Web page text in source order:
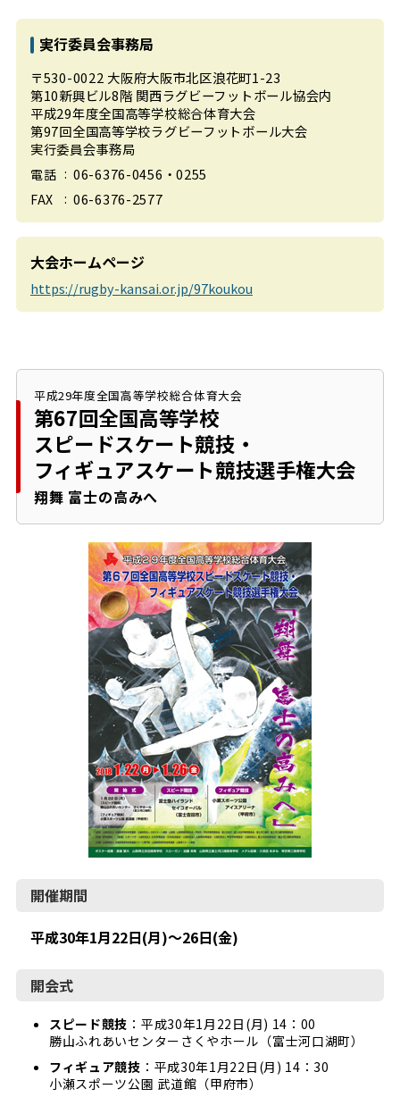
実行委員会事務局
〒530-0022 大阪府大阪市北区浪花町1-23
第10新興ビル8階 関西ラグビーフットボール協会内
平成29年度全国高等学校総合体育大会
第97回全国高等学校ラグビーフットボール大会
実行委員会事務局
電話 06-6376-0456・0255
FAX 06-6376-2577
大会ホームページ
https://rugby-kansai.or.jp/97koukou
平成29年度全国高等学校総合体育大会
第67回全国高等学校
スピードスケート競技・
フィギュアスケート競技選手権大会
翔舞 富士の高みへ
開催期間
平成30年1月22日(月)～26日(金)
開会式
スピード競技 ： 平成30年1月22日(月) 14：00
勝山ふれあいセンターさくやホール（富士河口湖町）
フィギュア競技 ： 平成30年1月22日(月) 14：30
小瀬スポーツ公園 武道館（甲府市）